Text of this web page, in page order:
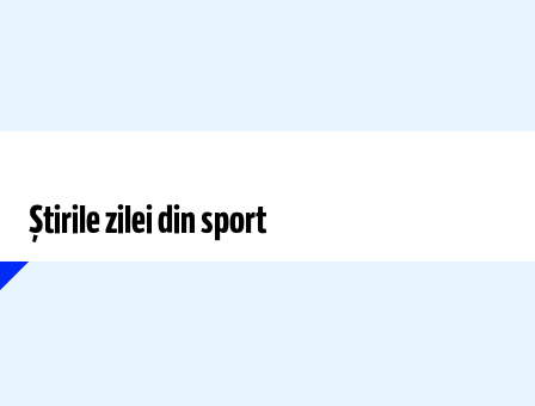
Știrile zilei din sport